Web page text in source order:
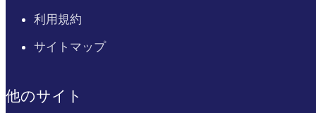
利用規約
サイトマップ
他のサイト